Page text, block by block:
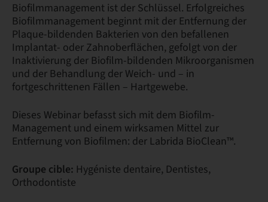
Biofilmmanagement ist der Schlüssel. Erfolgreiches
Biofilmmanagement beginnt mit der Entfernung der
Plaque-bildenden Bakterien von den befallenen
Implantat- oder Zahnoberflächen, gefolgt von der
Inaktivierung der Biofilm-bildenden Mikroorganismen
und der Behandlung der Weich- und – in
fortgeschrittenen Fällen – Hartgewebe.
Dieses Webinar befasst sich mit dem Biofilm-
Management und einem wirksamen Mittel zur
Entfernung von Biofilmen: der Labrida BioClean™.
Groupe cible: Hygéniste dentaire, Dentistes,
Orthodontiste